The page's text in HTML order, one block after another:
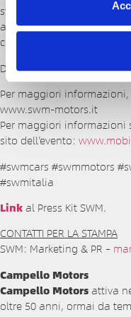
sfide sul mercato con
alla domanda di una
con prodotti affidabili e
Drive theextraordinary
Per maggiori
www.swm-motors.it
Per maggiori informazioni
sito dell’evento:
#swmcars #swmmotors
#swmitalia
Linkal Press Kit SWM.
CONTATTI PER LA STAMPA
SWM: Marketing & PR –
Campello Motors
Campello Motorsattiva
oltre 50 anni, ormai da